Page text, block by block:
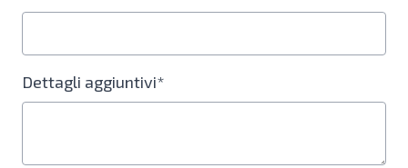
Dettagli aggiuntivi*